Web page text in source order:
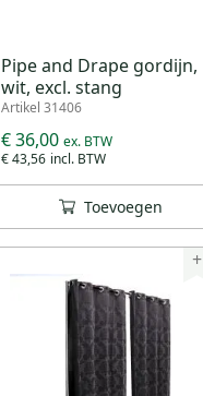
Pipe and Drape gordijn,
wit, excl. stang
Artikel 31406
€ 43,56
€ 36,00
Toevoegen
+